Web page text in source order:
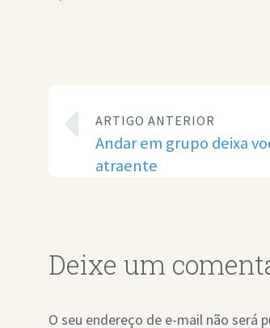
ARTIGO ANTERIOR
Andar em grupo deixa
atraente
Deixe um
O seu endereço de e-mail não será